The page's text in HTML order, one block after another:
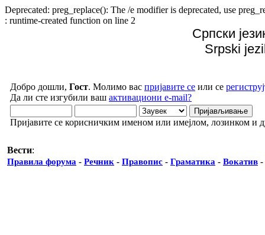
Deprecated: preg_replace(): The /e modifier is deprecated, use
: runtime-created function on line 2
Српски
Srpski
Добро дошли, Гост. Молимо вас пријавите се или се
Да ли сте изгубили ваш активациони e-mail?
Пријавите се корисничким именом или имејлом, лозинком и
Вести:
Правила форума - Речник - Правопис - Граматика - Вокатив -